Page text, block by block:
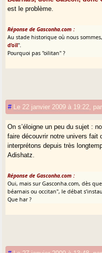
est le problème.
Réponse de Gasconha.com :
Au stade historique où nous
d’oïl".
Pourquoi pas "oïlitan" ?
# Le 22 janvier 2009 à 19:22 par
On s’éloigne un peu du sujet :
faire découvrir notre univers fait
interprétons depuis très
Adishatz.
Réponse de Gasconha.com :
Oui, mais sur Gasconha.com, dès
béarnais ou occitan", le débat
Que har ?